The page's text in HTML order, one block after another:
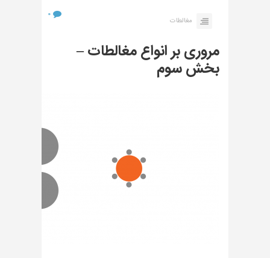
مغالطات
۰
مروری بر انواع مغالطات –
بخش سوم